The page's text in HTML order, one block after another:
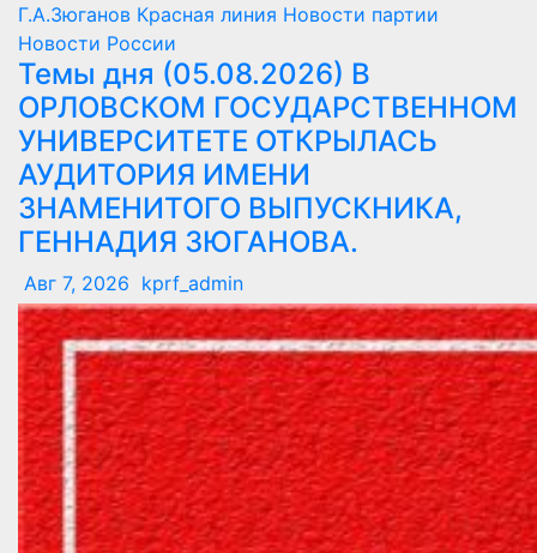
Г.А.Зюганов Красная линия Новости партии
Новости России
Темы дня (05.08.2026) В
ОРЛОВСКОМ ГОСУДАРСТВЕННОМ
УНИВЕРСИТЕТЕ ОТКРЫЛАСЬ
АУДИТОРИЯ ИМЕНИ
ЗНАМЕНИТОГО ВЫПУСКНИКА,
ГЕННАДИЯ ЗЮГАНОВА.
Авг 7, 2026 kprf_admin